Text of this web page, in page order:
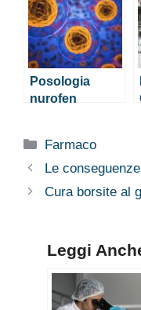
neonati
Posologia
nurofen
Categorie
Farmaco
Le
Cura borsite al
Leggi